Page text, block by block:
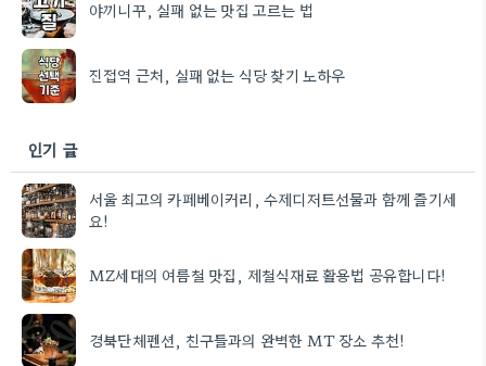
야끼니꾸, 실패 없는 맛집 고르는 법
진접역 근처, 실패 없는 식당 찾기 노하우
인기 글
서울 최고의 카페베이커리, 수제디저트선물과 함께 즐기세
요!
MZ세대의 여름철 맛집, 제철식재료 활용법 공유합니다!
경북단체펜션, 친구들과의 완벽한 MT 장소 추천!